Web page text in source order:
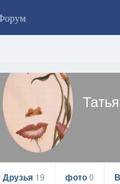
Друзья 19 фото0